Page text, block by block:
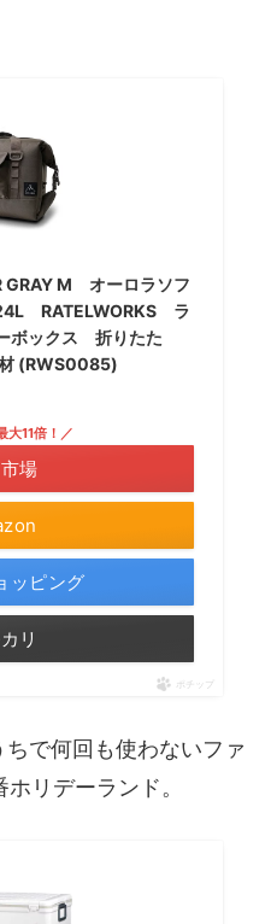
GRAY M オーロラソフ
RATELWORKS ラ
ボックス 折りたた
(RWS0085)
大11倍！／
場
ッピング
リ
ポチップ
で何回も使わないファ
リデーランド。